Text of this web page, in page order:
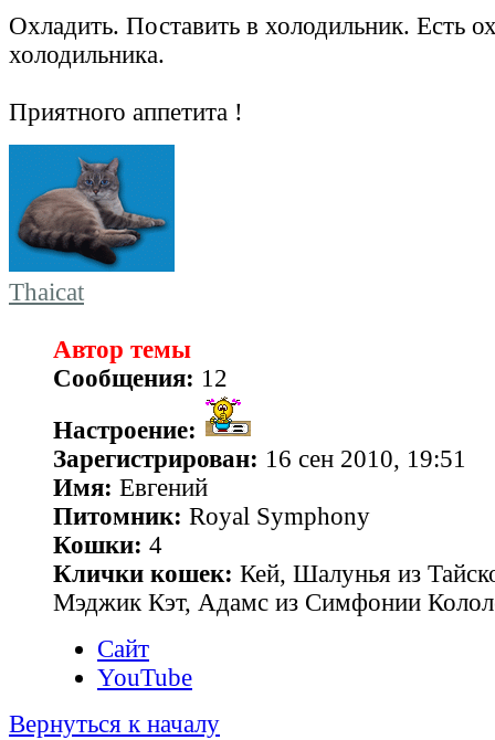
Охладить. Поставить в холодильник. Есть
холодильника.
Приятного аппетита !
Thaicat
Автор темы
Сообщения: 12
Настроение:
Зарегистрирован: 16 сен 2010, 19:51
Имя: Евгений
Питомник: Royal Symphony
Кошки: 4
Клички кошек: Кей, Шалунья из
Мэджик Кэт, Адамс из Симфонии
Сайт
YouTube
Вернуться к началу